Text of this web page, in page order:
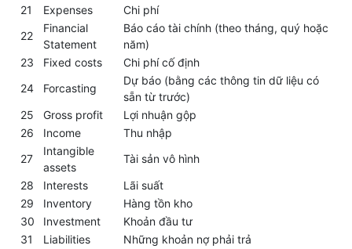
21
Expenses
Chi phí
22
Financial
Statement
Báo cáo tài chính (theo tháng, quý hoặc
năm)
23
Fixed costs
Chi phí cố định
24
Forcasting
Dự báo (bằng các thông tin dữ liệu có
sẵn từ trước)
25
Gross profit
Lợi nhuận gộp
26
Income
Thu nhập
27
Intangible
assets
Tài sản vô hình
28
Interests
Lãi suất
29
Inventory
Hàng tồn kho
30
Investment
Khoản đầu tư
31
Liabilities
Những khoản nợ phải trả